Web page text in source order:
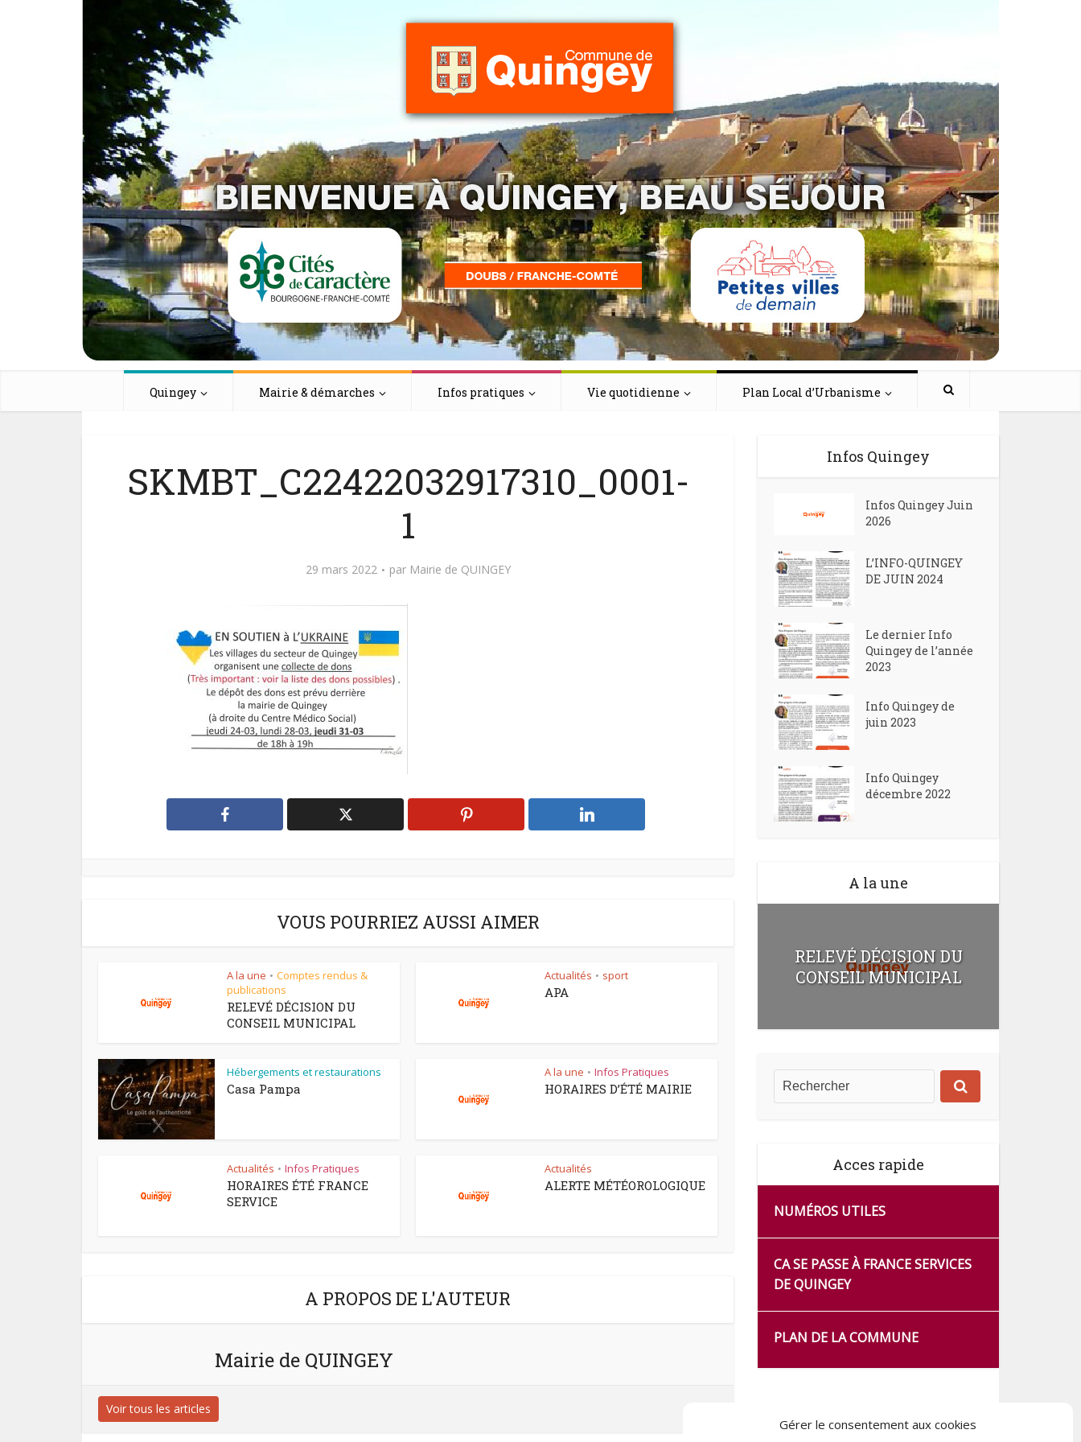
Gérer le consentement aux cookies
Quingey Mairie & démarches Infos pratiques Vie quotidienne Plan Local d’Urbanisme
SKMBT_C22422032917310_0001-
1
29 mars 2022 par Mairie de QUINGEY
VOUS POURRIEZ AUSSI AIMER
A la une • Comptes rendus &
publications
RELEVÉ DÉCISION DU
CONSEIL MUNICIPAL
Actualités • sport
APA
Hébergements et restaurations
Casa Pampa
A la une • Infos Pratiques
HORAIRES D’ÉTÉ MAIRIE
Actualités • Infos Pratiques
HORAIRES ÉTÉ FRANCE
SERVICE
Actualités
ALERTE MÉTÉOROLOGIQUE
A PROPOS DE L'AUTEUR
Mairie de QUINGEY
Voir tous les articles
Infos Quingey
Infos Quingey Juin
2026
L’INFO-QUINGEY
DE JUIN 2024
Le dernier Info
Quingey de l’année
2023
Info Quingey de
juin 2023
Info Quingey
décembre 2022
A la une
RELEVÉ DÉCISION DU
CONSEIL MUNICIPAL
Acces rapide
NUMÉROS UTILES
CA SE PASSE À FRANCE SERVICES
DE QUINGEY
PLAN DE LA COMMUNE